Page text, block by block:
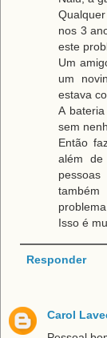
nos 3
este
Um
um
estava
A
sem
Então
além
Isso é
Responder
Carol